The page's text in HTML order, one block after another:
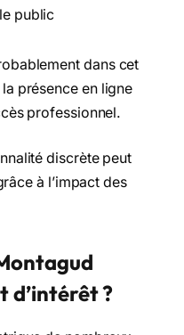
public
dans cet
présence en ligne
professionnel.
discrète peut
à l’impact des
d’intérêt ?